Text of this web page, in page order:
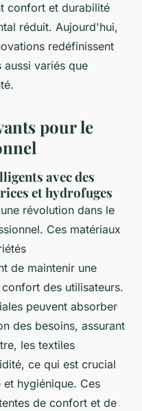
confort et durabilité
réduit. Aujourd'hui,
redéfinissent
aussi variés que
pour le
avec des
et hydrofuges
révolution dans le
Ces matériaux
de maintenir une
des utilisateurs.
peuvent absorber
des besoins, assurant
les textiles
ce qui est crucial
hygiénique. Ces
de confort et de